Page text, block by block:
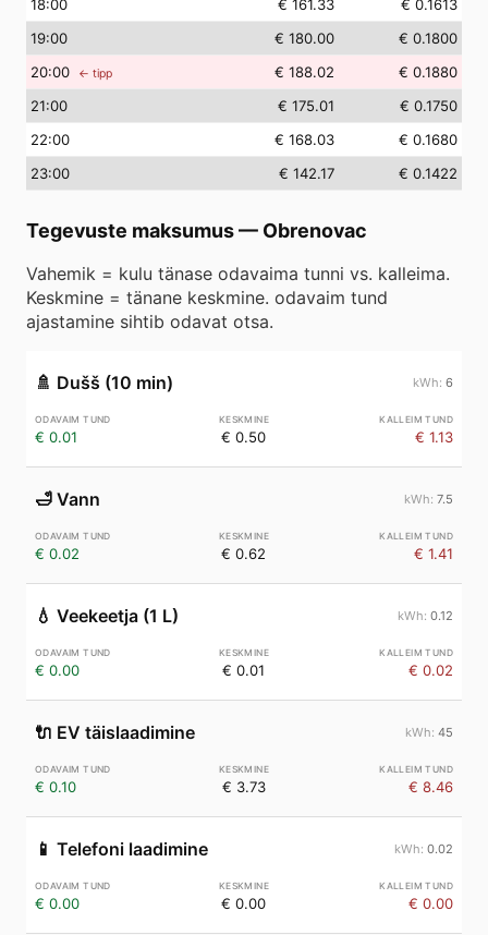
18:00 € 161.33
€ 0.1613
19:00 € 180.00
€ 0.1800
20:00 ← tipp € 188.02
€ 0.1880
21:00 € 175.01
€ 0.1750
22:00 € 168.03
€ 0.1680
23:00 € 142.17 € 0.1422
Tegevuste maksumus— Obrenovac
Vahemik = kulu tänase odavaima tunni vs. kalleima.
Keskmine = tänane keskmine. odavaim tund
ajastamine sihtib odavat otsa.
🚿 Dušš (10 min) 6
€ 0.01 € 0.50 € 1.13
🛁 Vann 7.5
€ 0.02 € 0.62 € 1.41
💧 Veekeetja (1 L) 0.12
€ 0.00 € 0.01 € 0.02
🔌 EV täislaadimine 45
€ 0.10 € 3.73 € 8.46
📱 Telefoni laadimine 0.02
€ 0.00 € 0.00 € 0.00